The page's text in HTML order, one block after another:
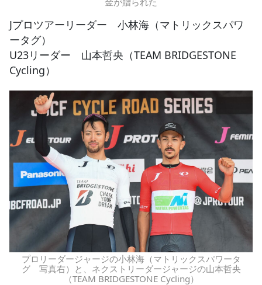
Jプロツアーリーダー 小林海（マトリックスパワ
ータグ）
U23リーダー 山本哲央（TEAM BRIDGESTONE
Cycling）
プロリーダージャージの小林海（マトリックスパワータ
グ 写真右）と、ネクストリーダージャージの山本哲央
（TEAM BRIDGESTONE Cycling）